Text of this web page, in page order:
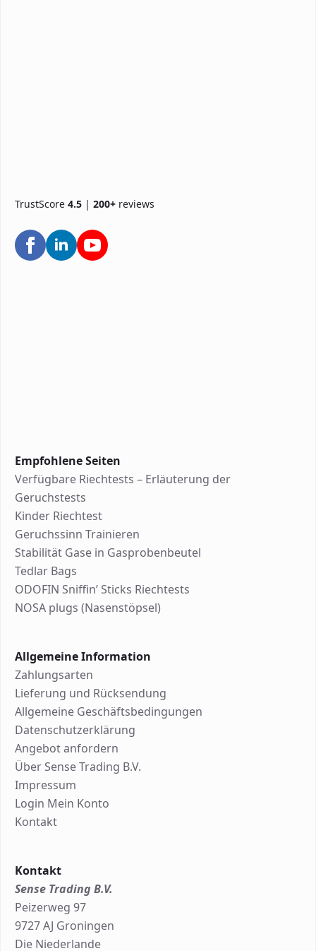
TrustScore 4.5 | 200+ reviews
Empfohlene Seiten
Verfügbare Riechtests – Erläuterung der
Geruchstests
Kinder Riechtest
Geruchssinn Trainieren
Stabilität Gase in Gasprobenbeutel
Tedlar Bags
ODOFIN Sniffin’ Sticks Riechtests
NOSA plugs (Nasenstöpsel)
Allgemeine Information
Zahlungsarten
Lieferung und Rücksendung
Allgemeine Geschäftsbedingungen
Datenschutzerklärung
Angebot anfordern
Über Sense Trading B.V.
Impressum
Login Mein Konto
Kontakt
Kontakt
Sense Trading B.V.
Peizerweg 97
9727 AJ Groningen
Die Niederlande